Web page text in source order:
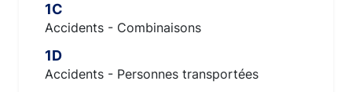
1C
Accidents - Combinaisons
1D
Accidents - Personnes transportées